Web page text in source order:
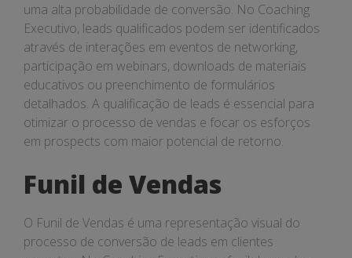
uma alta probabilidade de conversão. No Coaching
Executivo, leads qualificados podem ser identificados
através de interações em eventos de networking,
participação em webinars, downloads de materiais
educativos ou preenchimento de formulários
detalhados. A qualificação de leads é essencial para
otimizar o processo de vendas e focar os esforços
em prospects com maior potencial de retorno.
Funil de Vendas
O Funil de Vendas é uma representação visual do
processo de conversão de leads em clientes